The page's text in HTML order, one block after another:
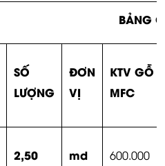
BẢNG
SỐ
LƯỢNG
ĐƠN
VỊ
KTV GỖ
MFC
2,50 md 600.000